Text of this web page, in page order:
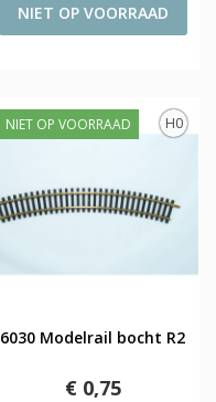
NIET OP VOORRAAD
H0
NIET OP VOORRAAD
6030 Modelrail bocht R2
€ 0,75